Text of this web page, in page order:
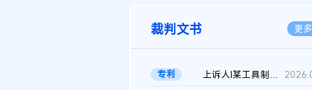
裁判文书 更
专利 上诉人I某工具制品有限公司与被上诉人程某及一审被告中华人民共和...